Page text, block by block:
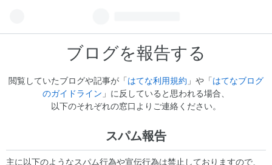
ブログを報告する
閲覧していたブログや記事が「はてな利用規約 」や「はてなブログ
のガイドライン 」に反していると思われる場合、
以下のそれぞれの窓口よりご連絡ください。
スパム報告
主に以下のようなスパム行為や宣伝行為は禁止しておりますので、